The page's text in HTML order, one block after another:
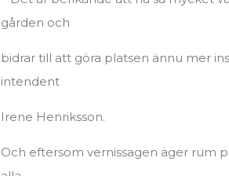
gården och
bidrar till att göra platsen ännu mer
intendent
Irene Henriksson.
Och eftersom vernissagen äger rum